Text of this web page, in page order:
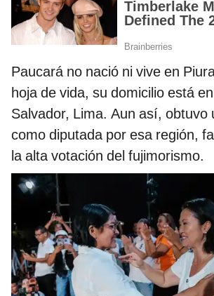
Paucará no nació ni vive en
hoja de vida, su domicilio está
Salvador, Lima. Aun así, obtuvo
como diputada por esa región,
la alta votación del fujimorismo.